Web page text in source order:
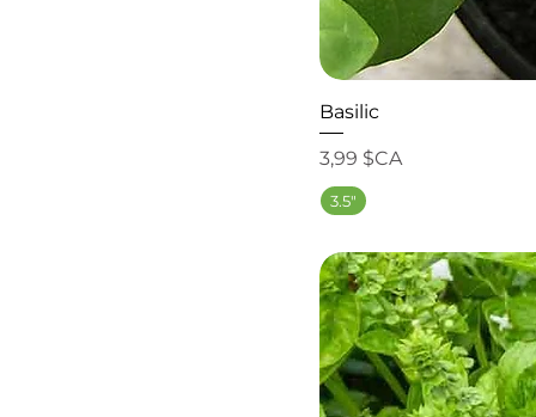
Basilic
Prix
3,99 $CA
3.5"